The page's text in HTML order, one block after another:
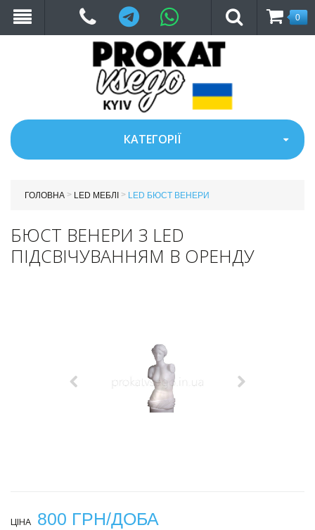
Telegram
0
КАТЕГОРІЇ
ГОЛОВНА > LED МЕБЛІ > LED БЮСТ ВЕНЕРИ
БЮСТ ВЕНЕРИ З LED
ПІДСВІЧУВАННЯМ В ОРЕНДУ
ЦІНА 800 ГРН/ДОБА